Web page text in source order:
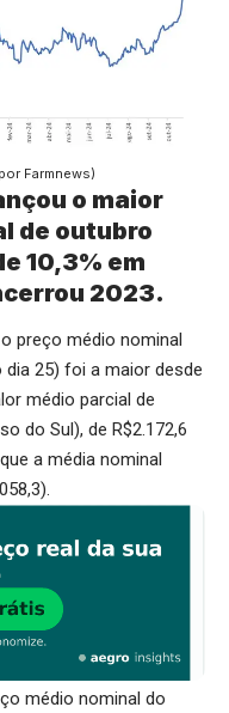
Farmnews)
o maior
de outubro
10,3% em
2023.
preço médio nominal
25) foi a maior desde
médio parcial de
do Sul), de R$2.172,6
a média nominal
médio nominal do